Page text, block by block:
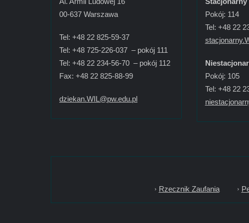
00-637 Warszawa
Tel: +48 22 825-59-37
Tel: +48 725-226-037 – pokój 111
Tel: +48 22 234-56-70 – pokój 112
Fax: +48 22 825-88-99
dziekan.WIL@pw.edu.pl
Pokój: 114
Tel: +48 22
Pokój: 105
Tel: +48 22
Rzecznik Zaufania